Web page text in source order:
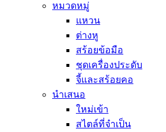
หมวดหมู่
แหวน
ต่างหู
สร้อยข้อมือ
ชุดเครื่องประดับ
จี้และสร้อยคอ
นำเสนอ
ใหม่เข้า
สไตล์ที่จำเป็น